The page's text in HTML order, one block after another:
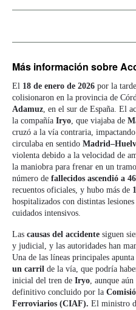
Más información sobre
El 18 de enero de 2026 por la
colisionaron en la provincia de
Adamuz, en el sur de España. El
la compañía Iryo, que viajaba de
cruzó a la vía contraria,
circulaba en sentido
violenta debido a la velocidad de
la maniobra para frenar en un
número de fallecidos ascendió a
recuentos oficiales, y hubo más de
hospitalizados con distintas
cuidados intensivos.
Las causas del accidente siguen
y judicial, y las autoridades han
Una de las líneas principales apunta
un carril de la vía, que podría
inicial del tren de Iryo, aunque
definitivo concluido por la
Ferroviarios (CIAF). El ministro